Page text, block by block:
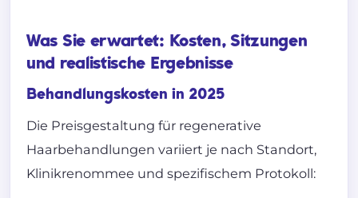
Was Sie erwartet: Kosten, Sitzungen
und realistische Ergebnisse
Behandlungskosten in 2025
Die Preisgestaltung für regenerative
Haarbehandlungen variiert je nach Standort,
Klinikrenommee und spezifischem Protokoll: